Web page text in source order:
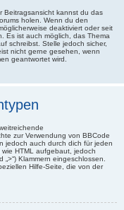
Beitragsansicht kannst du das
holen. Wenn du den
deaktiviert oder seit
Es ist auch möglich, das Thema
schreibst. Stelle jedoch sicher,
nicht gerne gesehen, wenn
geantwortet wird.
zur Verwendung von BBCode
jedoch auch durch dich für jeden
HTML aufgebaut, jedoch
„>“) Klammern eingeschlossen.
Hilfe-Seite, die von der